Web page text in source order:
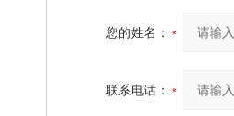
您的姓名：
联系电话：